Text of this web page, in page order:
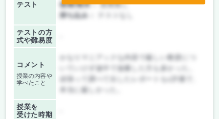
テスト 後期/期末：授業無し
持ち込み：
テストの方
式や難易度
コメント
授業の内容や
学べたこと
かなりマニアックな内容で厳しい教授につ
いていけず途中で放棄した方も多かった。
頑張って調べて出したレポートもc評価で、
本当に厳しかった。
授業を
受けた時期